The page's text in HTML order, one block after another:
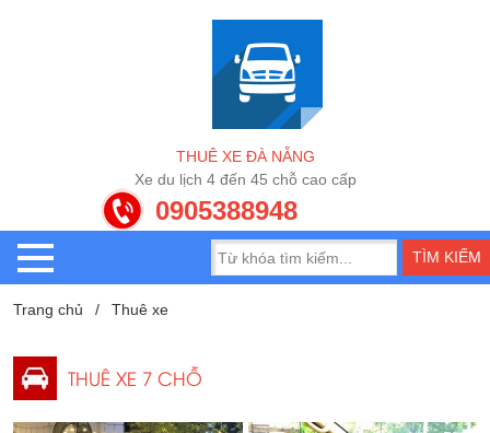
THUÊ XE ĐÀ NẴNG
Xe d lịch 4 đến 45 chỗ cao cấp
0905388948
Trang chủ Thuê xe
THUÊ XE 7 CHỖ